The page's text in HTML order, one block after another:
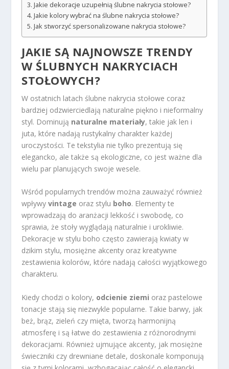
Jakie dekoracje uzupełnią ślubne nakrycia stołowe?
Jakie kolory wybrać na ślubne nakrycia stołowe?
Jak stworzyć spersonalizowane nakrycia stołowe?
JAKIE SĄ NAJNOWSZE TRENDY
W ŚLUBNYCH NAKRYCIACH
STOŁOWYCH?
W ostatnich latach ślubne nakrycia stołowe coraz
bardziej odzwierciedlają naturalne piękno i nieformalny
styl. Dominują naturalne materiały, takie jak len i
juta, które nadają rustykalny charakter każdej
uroczystości. Te tekstylia nie tylko prezentują się
elegancko, ale także są ekologiczne, co jest ważne dla
wielu par planujących swoje wesele.
Wśród popularnych trendów można zauważyć również
wpływyvintage oraz stylu boho. Elementy te
wprowadzają do aranżacji lekkość i swobodę, co
sprawia, że stoły wyglądają naturalnie i urokliwie.
Dekoracje w stylu boho często zawierają kwiaty w
dzikim stylu, mosiężne akcenty oraz kreatywne
zestawienia kolorów, które nadają całości wyjątkowego
charakteru.
Kiedy chodzi o kolory, odcienie ziemi oraz pastelowe
tonacje stają się niezwykle popularne. Takie barwy, jak
beż, brąz, zieleń czy mięta, tworzą harmonijną
atmosferę i są łatwe do zestawienia z różnorodnymi
dekoracjami. Również ujmujące akcenty, jak mosiężne
świeczniki czy drewniane detale, doskonale komponują